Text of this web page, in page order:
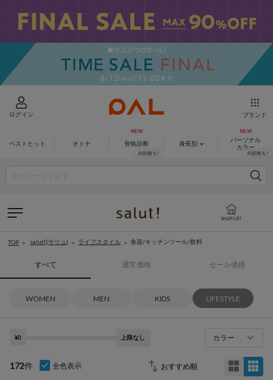
ログイン ブランド
ベストヒット オトナ 骨格診断 身長別
パーソナル
カラー
TOP salut!(サリュ) ライフスタイル 食器/キッチンツール/飲料
すべて 通常価格 セール価格
WOMEN MEN KIDS LIFESTYLE
¥0 上限なし カラー
172件 全色表示